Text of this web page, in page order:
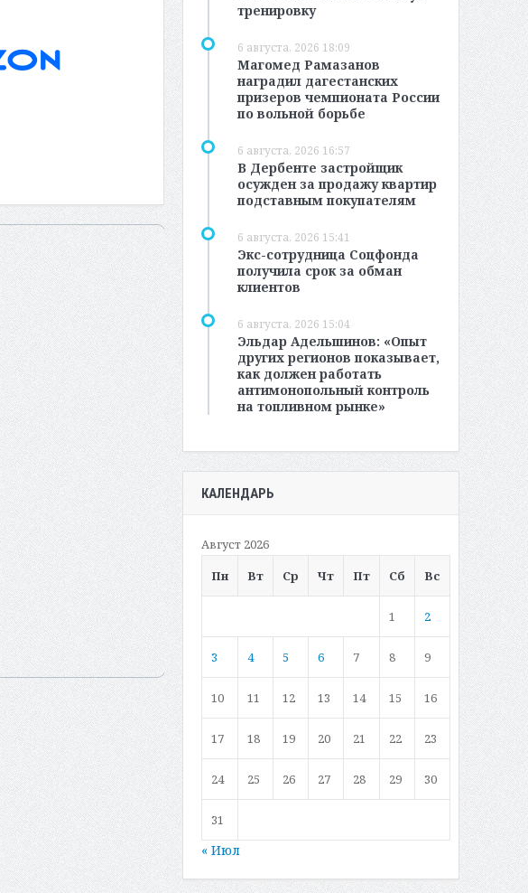
тренировку
6 августа, 2026 18:09
Магомед Рамазанов
наградил дагестанских
призеров чемпионата России
по вольной борьбе
6 августа, 2026 16:57
В Дербенте застройщик
осужден за продажу квартир
подставным покупателям
6 августа, 2026 15:41
Экс-сотрудница Соцфонда
получила срок за обман
клиентов
6 августа, 2026 15:04
Эльдар Адельшинов: «Опыт
других регионов показывает,
как должен работать
антимонопольный контроль
на топливном рынке»
КАЛЕНДАРЬ
Август 2026
Пн
Вт Ср Чт Пт Сб Вс
1 2
3 4 5 6 7 8 9
10 11 12 13 14 15 16
17 18 19 20 21 22 23
24 25 26 27 28 29 30
31
« Июл